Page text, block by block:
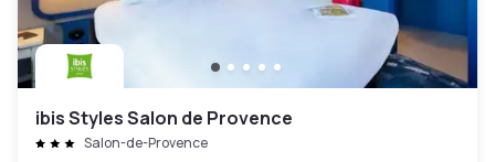
ibis Styles Salon de Provence
Salon-de-Provence